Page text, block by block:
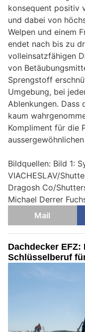
konsequent positiv
und dabei von
Welpen und einem
endet nach bis zu
volleinsatzfähigen
von
Sprengstoff
Umgebung, bei
Ablenkungen.
kaum
Kompliment für die
aussergewöhnlichen
Bildquellen: Bild 1:
VIACHESLAV/
Dragosh Co/
Michael Derrer
Mail
Dachdecker
Schlüsselberuf